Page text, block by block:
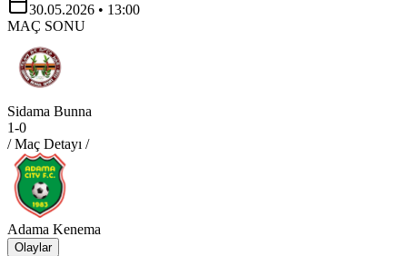
30.05.2026 • 13:00
MAÇ SONU
Sidama Bunna
1-0
/ Maç Detayı /
Adama Kenema
Olaylar